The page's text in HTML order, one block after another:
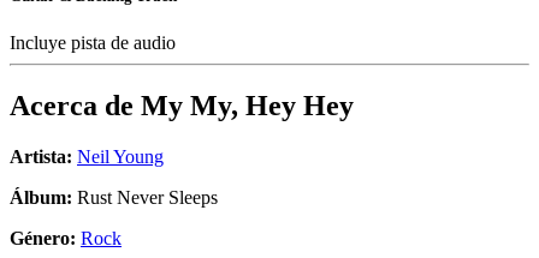
Incluye pista de audio
Acerca de My My, Hey Hey
Artista: Neil Young
Álbum: Rust Never Sleeps
Género: Rock